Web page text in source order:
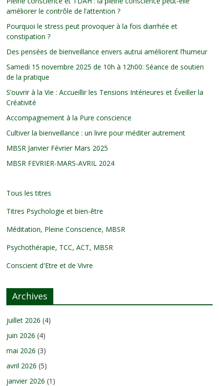
améliorer le contrôle de l’attention ?
Pourquoi le stress peut provoquer à la fois diarrhée et
constipation ?
Des pensées de bienveillance envers autrui améliorent l’humeur
Samedi 15 novembre 2025 de 10h à 12h00: Séance de soutien
de la pratique
S’ouvrir à la Vie : Accueillir les Tensions Intérieures et Éveiller la
Créativité
Accompagnement à la Pure conscience
Cultiver la bienveillance : un livre pour méditer autrement
MBSR Janvier Février Mars 2025
MBSR FEVRIER-MARS-AVRIL 2024
Tous les titres
Titres Psychologie et bien-être
Méditation, Pleine Conscience, MBSR
Psychothérapie, TCC, ACT, MBSR
Conscient d'Etre et de Vivre
Archives
juillet 2026 (4)
juin 2026 (4)
mai 2026 (3)
avril 2026 (5)
janvier 2026 (1)